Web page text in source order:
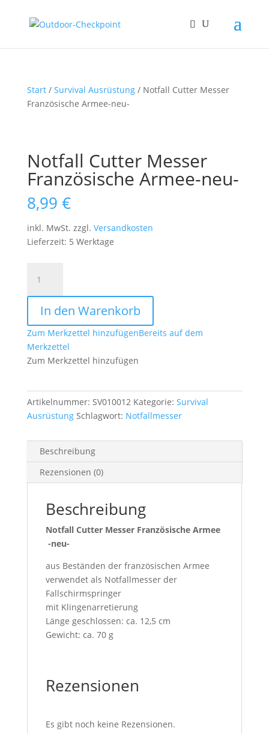
Start/ Survival Ausrüstung/ Notfall Cutter Messer
Französische Armee-neu-
Notfall Cutter Messer
Französische Armee-neu-
8,99 €
inkl. MwSt. zzgl. Versandkosten
Lieferzeit: 5 Werktage
Cutter
Messer
Französische
Armee-
neu-
Menge
In den Warenkorb
Zum Merkzettel hinzufügenBereits auf dem
Merkzettel
Zum Merkzettel hinzufügen
Artikelnummer: SV010012 Kategorie: Survival
Ausrüstung Schlagwort: Notfallmesser
Beschreibung
Rezensionen (0)
Beschreibung
Notfall Cutter Messer Französische Armee
-neu-
aus Beständen der französischen Armee
verwendet als Notfallmesser der
Fallschirmspringer
mit Klingenarretierung
Länge geschlossen: ca. 12,5 cm
Gewicht: ca. 70 g
Rezensionen
Es gibt noch keine Rezensionen.